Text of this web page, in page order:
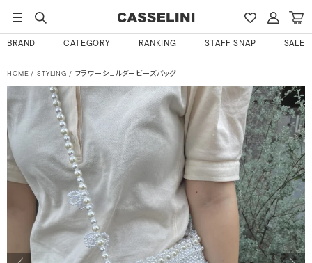
BRAND CATEGORY RANKING STAFF SNAP SALE
HOME STYLING フラワーショルダービーズバッグ